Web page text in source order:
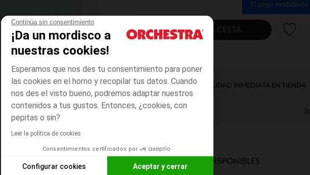
Continúa sin consentimiento
¡Da un mordisco a
nuestras cookies!
Esperamos que nos des tu consentimiento para poner
las cookies en el horno y recopilar tus datos. Cuando
nos des el visto bueno, podremos adaptar nuestros
contenidos a tus gustos. Entonces, ¿cookies, con
pepitas o sin?
Leer la política de cookies
Consentimientos certificados por
Configurar cookies Aceptar y cerrar
El pago medidante
AÑADIR A LA CESTA
DISPONIBILIDAD INMEDIATA EN TIENDA
MODOS DE ENVÍO DISPONIBLES